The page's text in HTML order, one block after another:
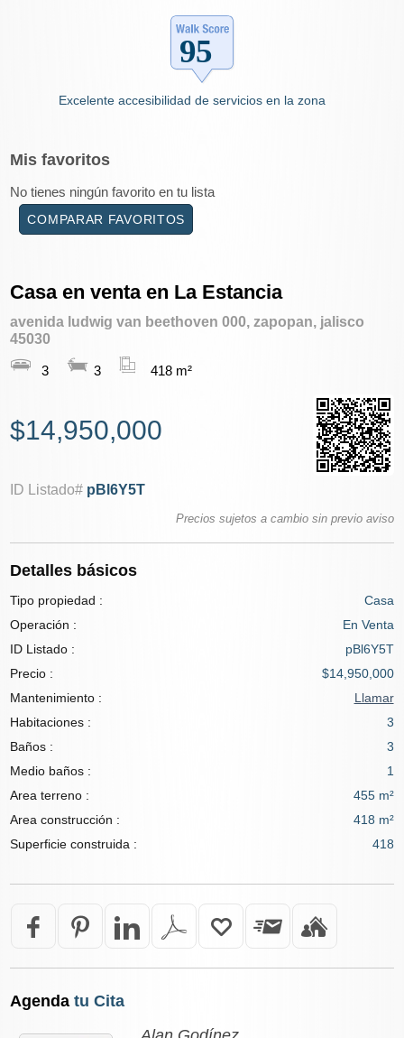
Excelente accesibilidad de servicios en la zona
Mis favoritos
No tienes ningún favorito en tu lista
COMPARAR FAVORITOS
Casa en venta en La Estancia
avenida ludwig van beethoven 000, zapopan, jalisco
45030
3 3 418 m²
$14,950,000
ID Listado# pBl6Y5T
Precios sujetos a cambio sin previo aviso
Detalles básicos
Tipo propiedad :
Casa
Operación :
En Venta
ID Listado :
pBl6Y5T
Precio :
$14,950,000
Mantenimiento :
Llamar
Habitaciones :
3
Baños :
3
Medio baños :
1
Area terreno :
455 m²
Area construcción :
418 m²
Superficie construida :
418
Agenda tu Cita